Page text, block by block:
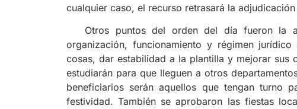
cualquier caso, el recurso retrasará la
Otros puntos del orden del día fueron la
organización, funcionamiento y régimen
cosas, dar estabilidad a la plantilla y mejorar sus
estudiarán para que lleguen a otros
beneficiarios serán aquellos que tengan turno
festividad. También se aprobaron las fiestas